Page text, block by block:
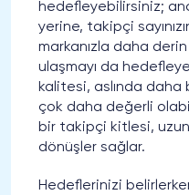
hedefleyebilirsiniz;
yerine, takipçi
markanızla daha
ulaşmayı da
kalitesi, aslında daha
çok daha değerli
bir takipçi kitlesi,
dönüşler sağlar.
Hedeflerinizi